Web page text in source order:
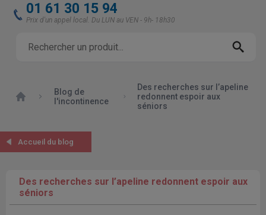
01 61 30 15 94
Prix d'un appel local. Du LUN au VEN - 9h- 18h30
Accueil
Blog de
l'incontinence
Des recherches sur l’apeline
redonnent espoir aux
séniors
Accueil du blog
Des recherches sur l’apeline redonnent espoir aux
séniors